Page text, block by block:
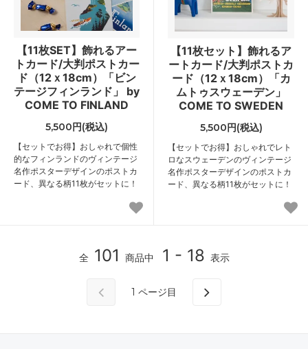
【11枚SET】飾れるアー
トカード/大判ポストカー
ド（12ｘ18cm）「ビン
テージフィンランド」 by
COME TO FINLAND
5,500円(税込)
【セットでお得】おしゃれで個性
的なフィンランドのヴィンテージ
名作ポスターデザインのポストカ
ード、異なる柄11枚がセットに！
【11枚セット】飾れるア
ートカード/大判ポストカ
ード（12ｘ18cm）「カ
ムトゥスウェーデン」
COME TO SWEDEN
5,500円(税込)
【セットでお得】おしゃれでレト
ロなスウェーデンのヴィンテージ
名作ポスターデザインのポストカ
ード、異なる柄11枚がセットに！
全 101 商品中 1 - 18 表示
1 ページ目